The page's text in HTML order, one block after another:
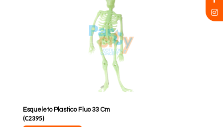
Esqueleto Plastico Fluo 33 Cm
(C2395)